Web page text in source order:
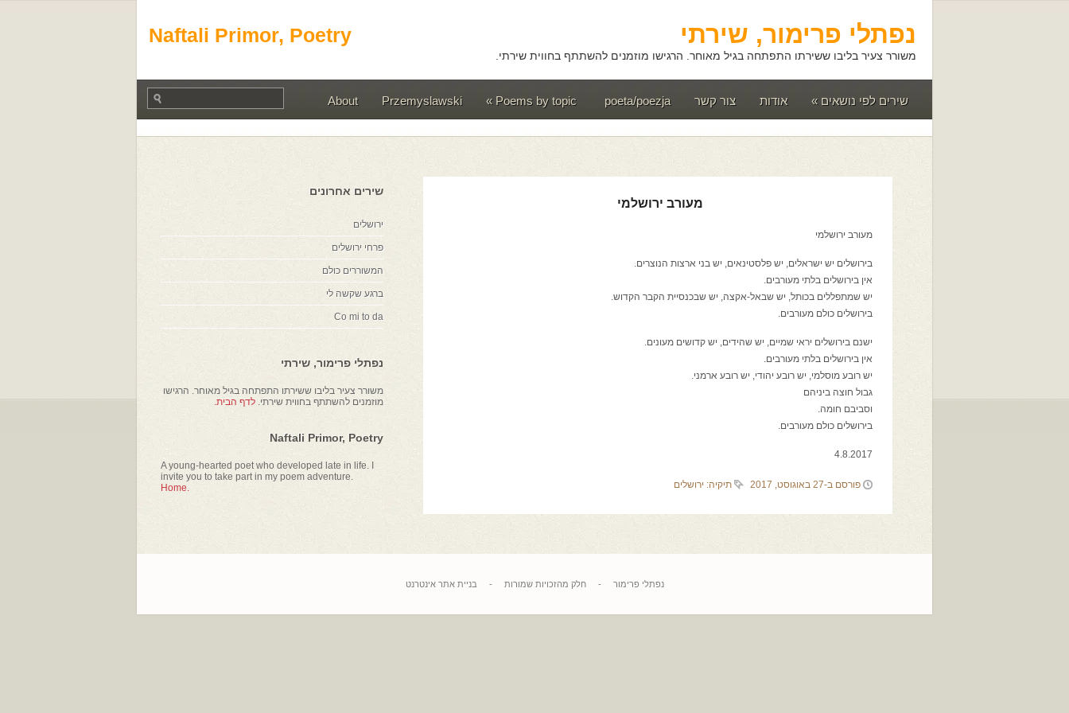
Naftali Primor, Poetry נפתלי פרימור, שירתי
משורר צעיר בליבו ששירתו התפתחה בגיל מאוחר. הרגישו מוזמנים להשתתף בחווית שירתי.
שירים לפי נושאים » אודות צור קשר poeta/poezja
Poems by topic
»
Przemyslawski
About
מעורב ירושלמי
מעורב ירושלמי
בירושלים יש ישראלים, יש פלסטינאים, יש בני ארצות הנוצרים.
אין בירושלים בלתי מעורבים.
יש שמתפללים בכותל, יש שבאל-אקצה, יש שבכנסיית הקבר הקדוש.
בירושלים כולם מעורבים.
ישנם בירושלים יראי שמיים, יש שהידים, יש קדושים מעונים.
אין בירושלים בלתי מעורבים.
יש רובע מוסלמי, יש רובע יהודי, יש רובע ארמני.
גבול חוצה ביניהם
וסביבם חומה.
בירושלים כולם מעורבים.
4.8.2017
פורסם ב-27 באוגוסט, 2017 תיקיה: ירושלים
שירים אחרונים
ירושלים
פרחי ירושלים
המשוררים כולם
ברגע שקשה לי
Co mi to da
נפתלי פרימור, שירתי
משורר צעיר בליבו ששירתו התפתחה בגיל מאוחר. הרגישו
מוזמנים להשתתף בחווית שירתי. לדף הבית.
Naftali Primor, Poetry
A young-hearted poet who developed late in life. I
invite you to take part in my poem adventure.
Home.
נפתלי פרימור -חלק מהזכויות שמורות - בניית אתר אינטרנט